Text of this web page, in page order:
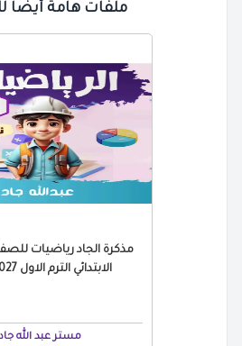
ملفات هامة أيضًا
مذكرة الجاد رياضيات
الابتدائي الترم الاول 2027 PDF
مستر عبد الله